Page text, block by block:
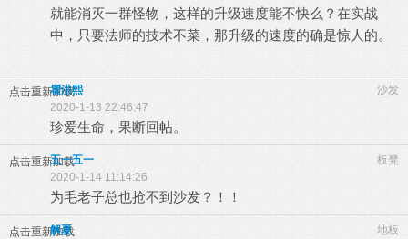
就能消灭一群怪物，这样的升级速度能不快么？在实战
中，只要法师的技术不菜，那升级的速度的确是惊人的。
点击重新加载 沙发
瞿洪熙
2020-1-13 22:46:47
珍爱生命，果断回帖。
点击重新加载 板凳
五一五一
2020-1-14 11:14:26
为毛老子总也抢不到沙发？！！
点击重新加载 地板
解夏